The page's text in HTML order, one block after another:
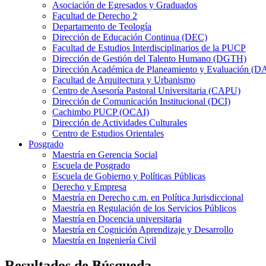
Asociación de Egresados y Graduados
Facultad de Derecho 2
Departamento de Teología
Dirección de Educación Continua (DEC)
Facultad de Estudios Interdisciplinarios de la PUCP
Dirección de Gestión del Talento Humano (DGTH)
Dirección Académica de Planeamiento y Evaluación
Facultad de Arquitectura y Urbanismo
Centro de Asesoría Pastoral Universitaria (CAPU)
Dirección de Comunicación Institucional (DCI)
Cachimbo PUCP (OCAI)
Dirección de Actividades Culturales
Centro de Estudios Orientales
Posgrado
Maestría en Gerencia Social
Escuela de Posgrado
Escuela de Gobierno y Políticas Públicas
Derecho y Empresa
Maestría en Derecho c.m. en Política Jurisdiccional
Maestría en Regulación de los Servicios Públicos
Maestría en Docencia universitaria
Maestría en Cognición Aprendizaje y Desarrollo
Maestría en Ingeniería Civil